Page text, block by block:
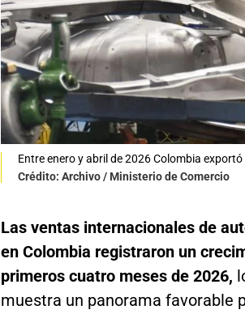
Entre enero y abril de 2026 Colombia
Crédito: Archivo / Ministerio de Comercio
Las ventas internacionales de
en Colombia registraron un
primeros cuatro meses de 2026,
muestra un panorama favorable